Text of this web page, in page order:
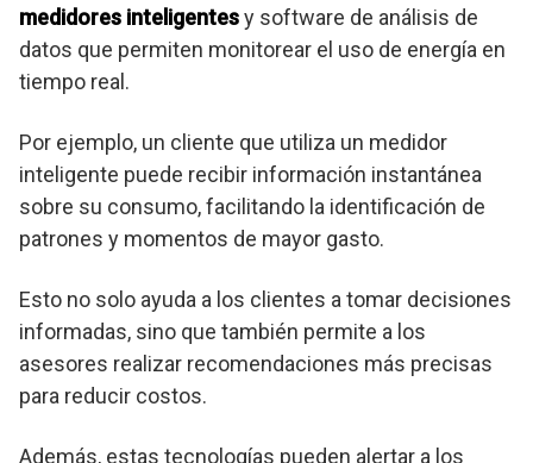
medidores inteligentesy software de análisis de
datos que permiten monitorear el uso de energía en
tiempo real.
Por ejemplo, un cliente que utiliza un medidor
inteligente puede recibir información instantánea
sobre su consumo, facilitando la identificación de
patrones y momentos de mayor gasto.
Esto no solo ayuda a los clientes a tomar decisiones
informadas, sino que también permite a los
asesores realizar recomendaciones más precisas
para reducir costos.
Además, estas tecnologías pueden alertar a los